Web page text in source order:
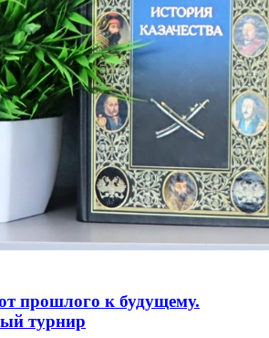
прошлого к будущему.
турнир